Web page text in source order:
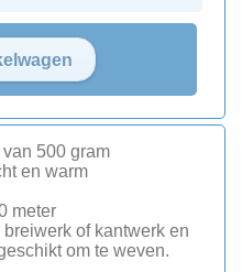
500 gram
en warm
meter
of kantwerk en
om te weven.